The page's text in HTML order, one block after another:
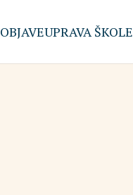
OBJAVEUPRAVA ŠKOLE